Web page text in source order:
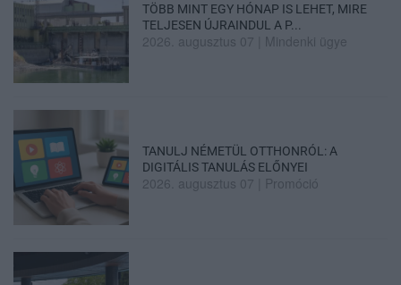
TÖBB MINT EGY HÓNAP IS LEHET, MIRE
TELJESEN ÚJRAINDUL A P...
2026. augusztus 07 Mindenki ügye
TANULJ NÉMETÜL OTTHONRÓL: A
DIGITÁLIS TANULÁS ELŐNYEI
2026. augusztus 07 Promóció